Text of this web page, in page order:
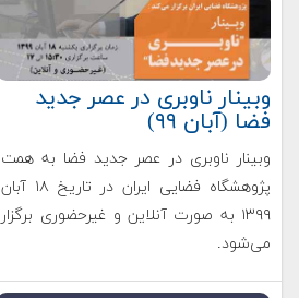
وبینار ناوبری در عصر جدید
فضا (آبان ۹۹)
وبینار ناوبری در عصر جدید فضا به همت
پژوهشگاه فضایی ایران در تاریخ ۱۸ آبان
۱۳۹۹ به صورت آنلاین و غیرحضوری برگزار
می‌شود.